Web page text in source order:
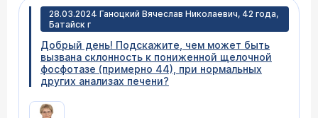
28.03.2024 Ганоцкий Вячеслав Николаевич, 42 года,
Батайск г
Добрый день! Подскажите, чем может быть
вызвана склонность к пониженной щелочной
фосфотазе (примерно 44), при нормальных
других анализах печени?